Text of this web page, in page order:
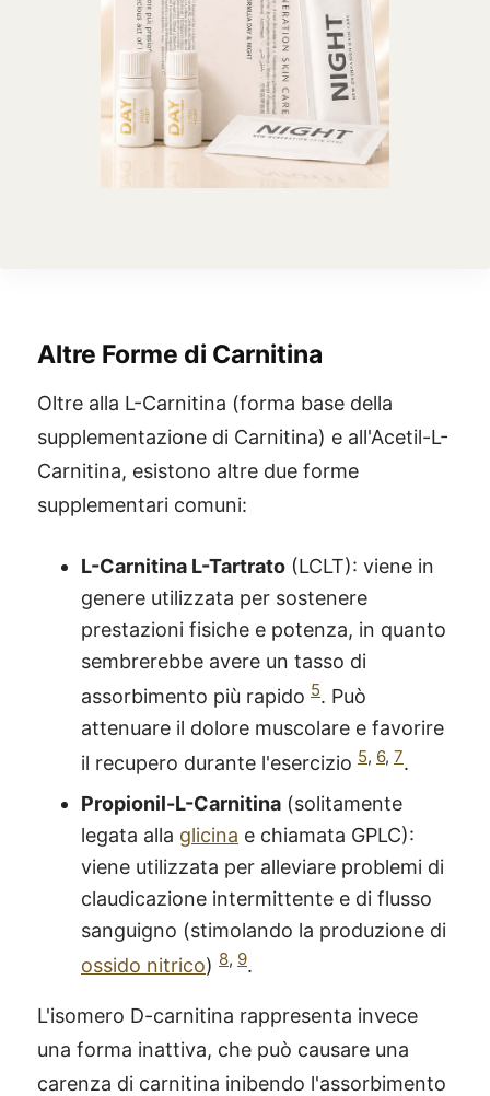
Altre Forme di Carnitina
Oltre alla L-Carnitina (forma base della
supplementazione di Carnitina) e all'Acetil-L-
Carnitina, esistono altre due forme
supplementari comuni:
L-Carnitina L-Tartrato (LCLT): viene in
genere utilizzata per sostenere
prestazioni fisiche e potenza, in quanto
sembrerebbe avere un tasso di
assorbimento più rapido 5. Può
attenuare il dolore muscolare e favorire
il recupero durante l'esercizio 5, 6, 7.
Propionil-L-Carnitina (solitamente
legata alla glicina e chiamata GPLC):
viene utilizzata per alleviare problemi di
claudicazione intermittente e di flusso
sanguigno (stimolando la produzione di
ossido nitrico) 8, 9.
L'isomero D-carnitina rappresenta invece
una forma inattiva, che può causare una
carenza di carnitina inibendo l'assorbimento